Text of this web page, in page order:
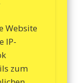
Website
IP-
zum